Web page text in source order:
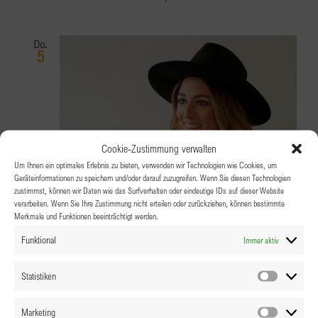
Cookie-Zustimmung verwalten
Um Ihnen ein optimales Erlebnis zu bieten, verwenden wir Technologien wie Cookies, um
Geräteinformationen zu speichern und/oder darauf zuzugreifen. Wenn Sie diesen Technologien
zustimmst, können wir Daten wie das Surfverhalten oder eindeutige IDs auf dieser Website
verarbeiten. Wenn Sie Ihre Zustimmung nicht erteilen oder zurückziehen, können bestimmte
Merkmale und Funktionen beeinträchtigt werden.
Funktional Immer aktiv
Statistiken
Marketing
Do.
5